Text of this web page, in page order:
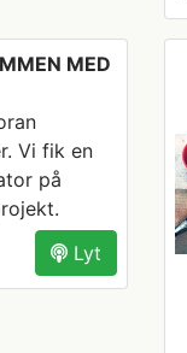
MED
Vi fik en
på
Lyt